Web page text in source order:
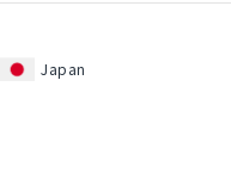
Japan